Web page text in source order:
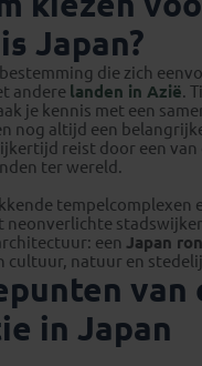
Japan?
die zich
andere landen in Azië.
je kennis met een
nog altijd een
reist door een van
ter wereld.
tempelcomplexen
neonverlichte
een Japan
cultuur, natuur en
van
in Japan